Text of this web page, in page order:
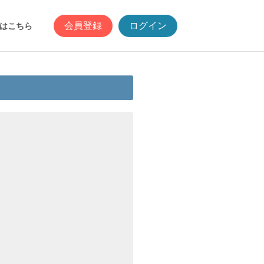
こちら 会員登録 ログイン